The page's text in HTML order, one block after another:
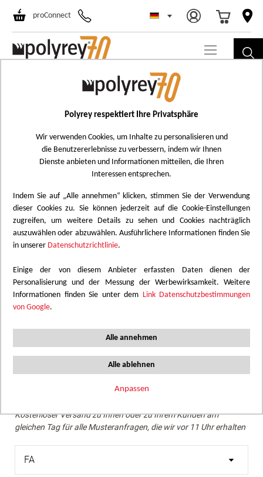
Polyrey respektiert Ihre Privatsphäre
Wir verwenden Cookies, um Inhalte zu personalisieren und
die Benutzererlebnisse zu verbessern, indem wir Ihnen
Dienste anbieten und Informationen mitteilen, die Ihren
Interessen entsprechen.
Indem Sie auf „Alle annehmen“ klicken, stimmen Sie der Verwendung
dieser Cookies zu. Sie können jederzeit auf die Cookie-Einstellungen
zugreifen, um weitere Details zu sehen und Cookies nachträglich
auszuwählen oder abzuwählen. Ausführlichere Informationen finden Sie
in unserer Datenschutzrichtlinie.
Einige der von diesem Anbieter erfassten Daten dienen der
Personalisierung und der Messung der Werbewirksamkeit. Weitere
Informationen finden Sie unter dem Link Datenschutzbestimmungen
von Google.
Alle annehmen
Alle ablehnen
Anpassen
proConnect
Select Store
Intensive Rostpatina mit rotbraunen Nuancen. Ein
ausdrucksstarkes mineralisches Dekor, perfekt für einen
rohen und authentischen Industrial-Look.
Kostenloser Versand zu Ihnen oder zu Ihrem Kunden am
gleichen Tag für alle Musteranfragen, die wir vor 11 Uhr erhalten
Rose Velours
to
Wish
List
Wir empfehlen eine Überprüfung des gewünschten Farbtons
the
of
gallery